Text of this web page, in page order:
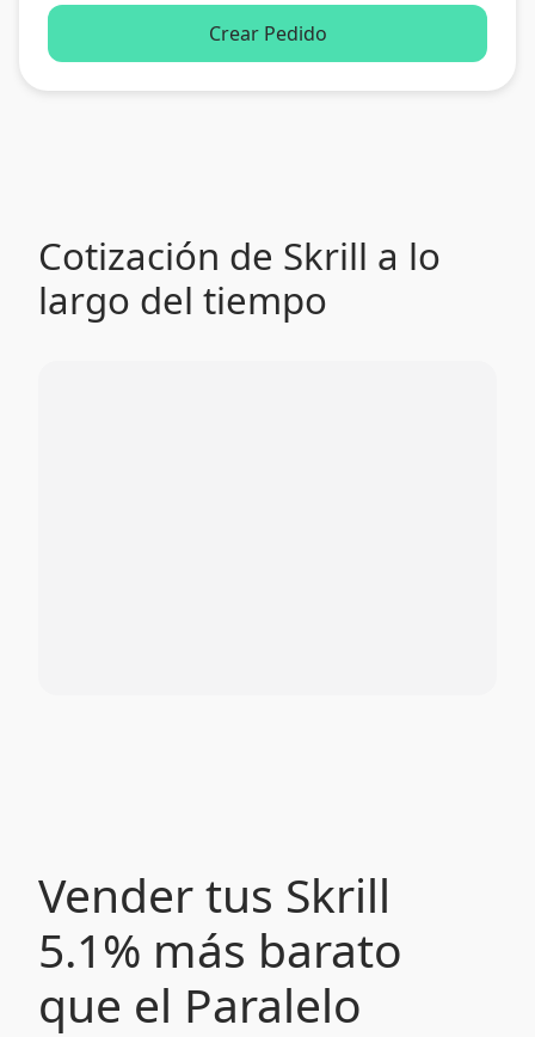
Crear Pedido
Cotización de Skrill a lo
largo del tiempo
Vender tus Skrill
5.1% más barato
que el Paralelo